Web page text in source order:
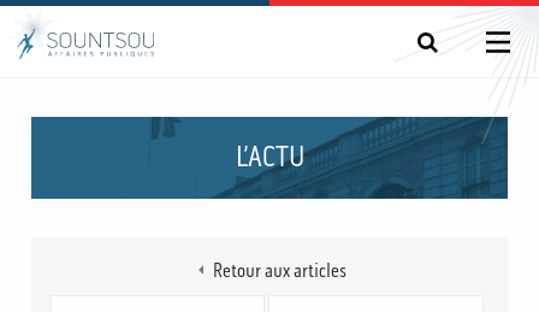
L’ACTU
Retour aux articles